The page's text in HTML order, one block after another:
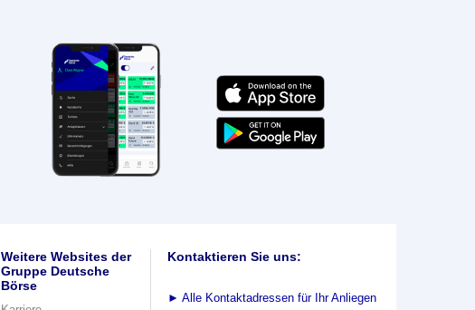
Weitere Websites der
Gruppe Deutsche
Börse
Kontaktieren Sie uns:
► Alle Kontaktadressen für Ihr Anliegen